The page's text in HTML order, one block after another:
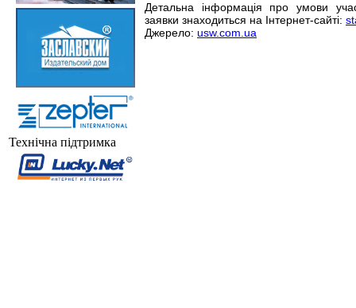
Технічна підтримка
Детальна інформація про умови
заявки знаходиться на Інтернет-сайті:
Джерело: usw.com.ua